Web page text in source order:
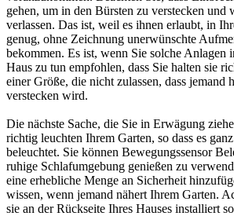
gehen, um in den Bürsten zu verstecken und
verlassen. Das ist, weil es ihnen erlaubt, in
genug, ohne Zeichnung unerwünschte
bekommen. Es ist, wenn Sie solche Anlagen
Haus zu tun empfohlen, dass Sie halten sie
einer Größe, die nicht zulassen, dass jemand
verstecken wird.
Die nächste Sache, die Sie in Erwägung
richtig leuchten Ihrem Garten, so dass es
beleuchtet. Sie können Bewegungssensor
ruhige Schlafumgebung genießen zu
eine erhebliche Menge an Sicherheit
wissen, wenn jemand nähert Ihrem Garten.
sie an der Rückseite Ihres Hauses installiert